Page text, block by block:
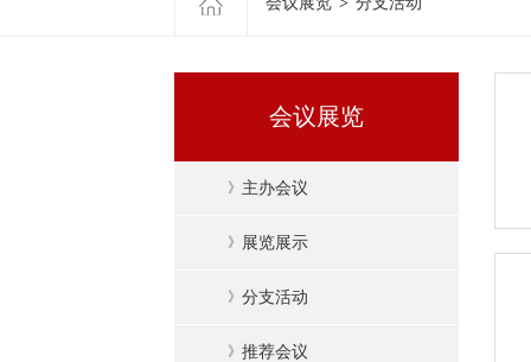
会议展览
》 主办会议
》 展览展示
》 分支活动
》 推荐会议